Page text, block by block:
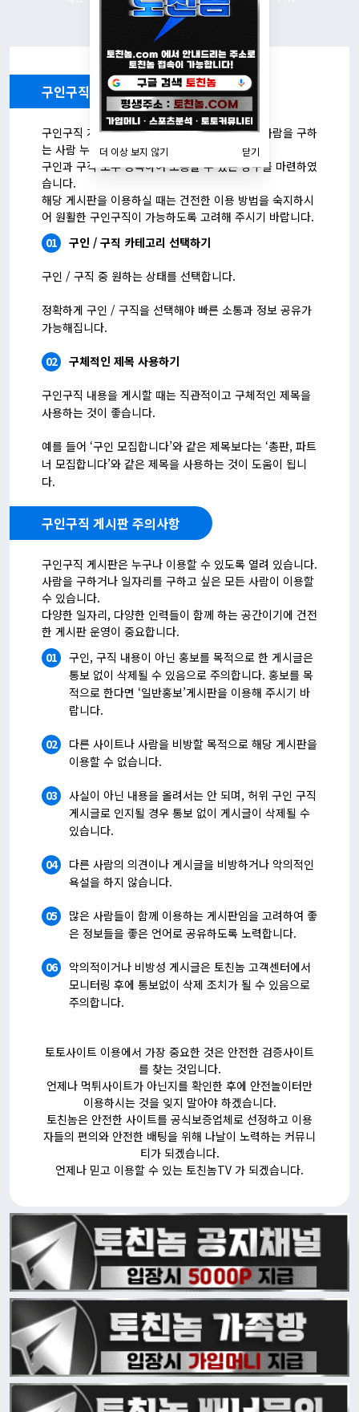
구인구직 게시판 이용 안내
구인구직 게시판은 일자리를 구하는 사람, 일할 사람을 구하
는 사람 누구나 이용이 가능합니다.
구인과 구직 모두 등록하여 소통할 수 있는 창구를 마련하였
습니다.
해당 게시판을 이용하실 때는 건전한 이용 방법을 숙지하시
어 원활한 구인구직이 가능하도록 고려해 주시기 바랍니다.
01
구인 / 구직 카테고리 선택하기
구인 / 구직 중 원하는 상태를 선택합니다.
정확하게 구인 / 구직을 선택해야 빠른 소통과 정보 공유가
가능해집니다.
02 구체적인 제목 사용하기
구인구직 내용을 게시할 때는 직관적이고 구체적인 제목을
사용하는 것이 좋습니다.
예를 들어 ‘구인 모집합니다’와 같은 제목보다는 ‘총판, 파트
너 모집합니다’와 같은 제목을 사용하는 것이 도움이 됩니
다.
구인구직 게시판 주의사항
구인구직 게시판은 누구나 이용할 수 있도록 열려 있습니다.
사람을 구하거나 일자리를 구하고 싶은 모든 사람이 이용할
수 있습니다.
다양한 일자리, 다양한 인력들이 함께 하는 공간이기에 건전
한 게시판 운영이 중요합니다.
01
구인, 구직 내용이 아닌 홍보를 목적으로 한 게시글은
통보 없이 삭제될 수 있음으로 주의합니다. 홍보를 목
적으로 한다면 ‘일반홍보’게시판을 이용해 주시기 바
랍니다.
02
다른 사이트나 사람을 비방할 목적으로 해당 게시판을
이용할 수 없습니다.
03
사실이 아닌 내용을 올려서는 안 되며, 허위 구인 구직
게시글로 인지될 경우 통보 없이 게시글이 삭제될 수
있습니다.
04
다른 사람의 의견이나 게시글을 비방하거나 악의적인
욕설을 하지 않습니다.
05
많은 사람들이 함께 이용하는 게시판임을 고려하여 좋
은 정보들을 좋은 언어로 공유하도록 노력합니다.
06
악의적이거나 비방성 게시글은 토친놈 고객센터에서
모니터링 후에 통보없이 삭제 조치가 될 수 있음으로
주의합니다.
토토사이트 이용에서 가장 중요한 것은 안전한 검증사이트
를 찾는 것입니다.
언제나 먹튀사이트가 아닌지를 확인한 후에 안전놀이터만
이용하시는 것을 잊지 말아야 하겠습니다.
토친놈은 안전한 사이트를 공식보증업체로 선정하고 이용
자들의 편의와 안전한 배팅을 위해 나날이 노력하는 커뮤니
티가 되겠습니다.
언제나 믿고 이용할 수 있는 토친놈TV 가 되겠습니다.
더 이상 보지 않기 닫기